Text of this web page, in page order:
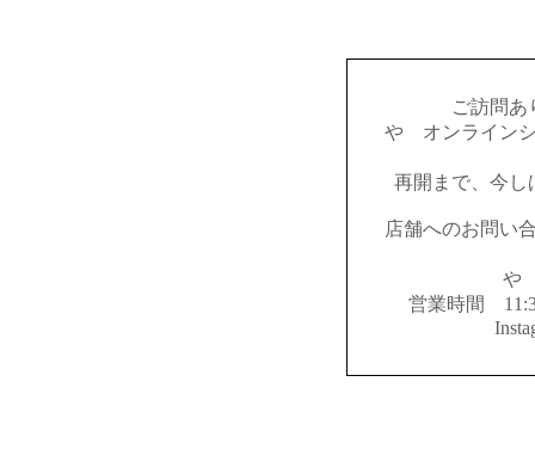
ご訪問あ
やゝオンライン
再開まで、今し
店舗へのお問い
や
営業時間